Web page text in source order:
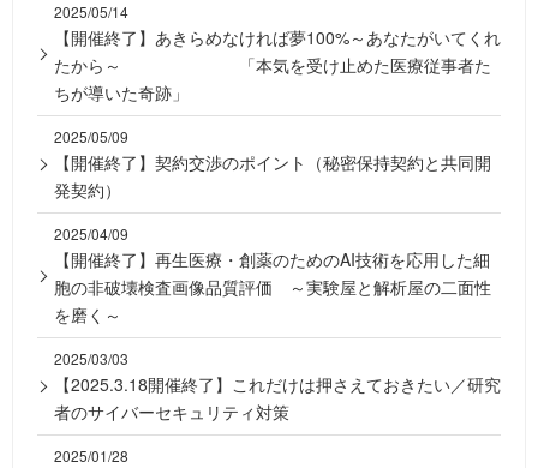
2025/05/14
【開催終了】あきらめなければ夢100%～あなたがいてくれ
たから～ 「本気を受け止めた医療従事者た
ちが導いた奇跡」
2025/05/09
【開催終了】契約交渉のポイント（秘密保持契約と共同開
発契約）
2025/04/09
【開催終了】再生医療・創薬のためのAI技術を応用した細
胞の非破壊検査画像品質評価 ～実験屋と解析屋の二面性
を磨く～
2025/03/03
【2025.3.18開催終了】これだけは押さえておきたい／研究
者のサイバーセキュリティ対策
2025/01/28